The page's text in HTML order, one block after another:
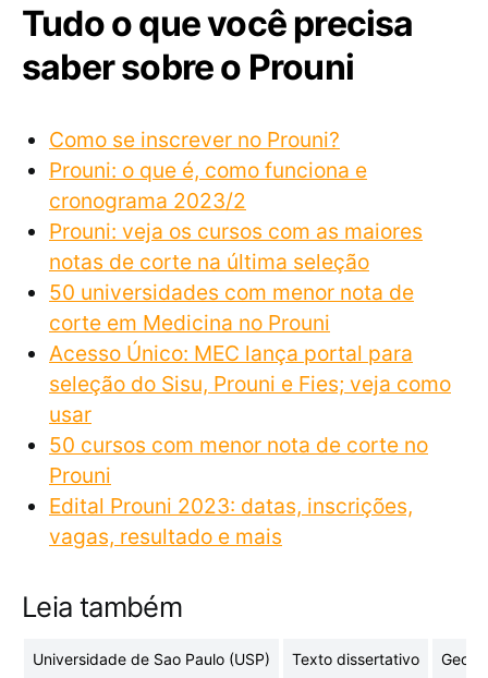
Tudo o que você precisa
saber sobre o Prouni
Como se inscrever no Prouni?
Prouni: o que é, como funciona e
cronograma 2023/2
Prouni: veja os cursos com as maiores
notas de corte na última seleção
50 universidades com menor nota de
corte em Medicina no Prouni
Acesso Único: MEC lança portal para
seleção do Sisu, Prouni e Fies; veja como
usar
50 cursos com menor nota de corte no
Prouni
Edital Prouni 2023: datas, inscrições,
vagas, resultado e mais
Leia também
Universidade de Sao Paulo (USP) Texto dissertativo